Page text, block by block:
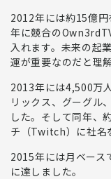
2012年には約15億
年に競合の
入れます。未来の起
運が重要なのだと理
2013年には4,500万
リックス、グーグル
した。そして同年、
チ（Twitch）に社名
2015年には月ベース
に達しました。